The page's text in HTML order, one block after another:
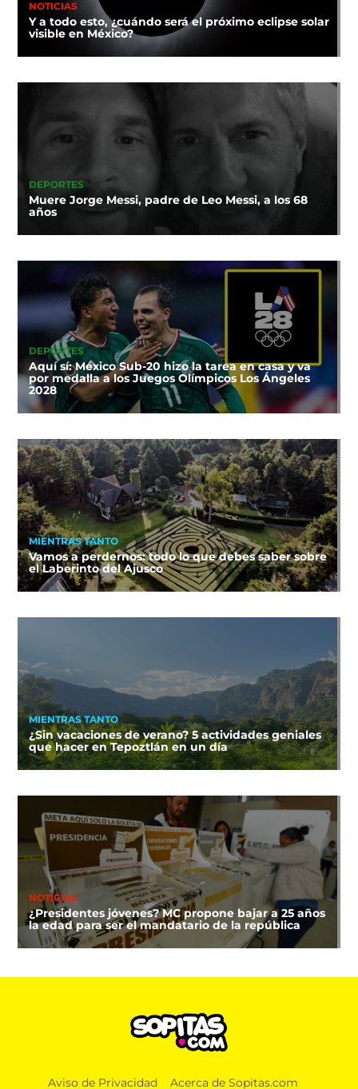
NOTICIAS
Y a todo esto, ¿cuándo será el próximo eclipse solar
visible en México?
DEPORTES
Muere Jorge Messi, padre de Leo Messi, a los 68
años
DEPORTES
Aquí sí: México Sub-20 hizo la tarea en casa y va
por medalla a los Juegos Olímpicos Los Ángeles
2028
MIENTRAS TANTO
Vamos a perdernos: todo lo que debes saber sobre
el Laberinto del Ajusco
MIENTRAS TANTO
¿Sin vacaciones de verano? 5 actividades geniales
que hacer en Tepoztlán en un día
NOTICIAS
¿Presidentes jóvenes? MC propone bajar a 25 años
la edad para ser el mandatario de la república
Aviso de Privacidad Acerca de Sopitas.com